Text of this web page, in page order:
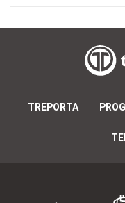
TREPORTA